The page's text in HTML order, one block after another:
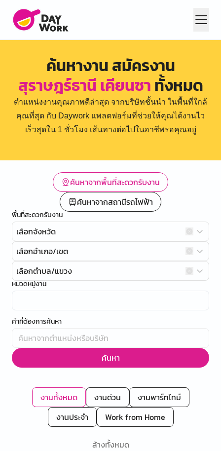
ค้นหางาน สมัครงาน
สุราษฎร์ธานี เคียนซาทั้งหมด
ตำแหน่งงานคุณภาพดีล่าสุด จากบริษัทชั้นนำ ในพื้นที่ใกล้
คุณที่สุด กับ Daywork แพลตฟอร์มที่ช่วยให้คุณได้งานไว
เร็วสุดใน 1 ชั่วโมง เส้นทางต่อไปในอาชีพรอคุณอยู่
ค้นหาจากพื้นที่สะดวกรับงาน
ค้นหาจากสถานีรถไฟฟ้า
พื้นที่สะดวกรับงาน
เลือกจังหวัด
เลือกอำเภอ/เขต
เลือกตำบล/แขวง
หมวดหมู่งาน
คำที่ต้องการค้นหา
ค้นหา
งานทั้งหมด งานด่วน
งานพาร์ทไทม์
งานประจำ
Work from Home
ล้างทั้งหมด